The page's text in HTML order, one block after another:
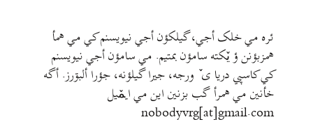
ئره مي خلک أجي، گيلکؤن أجي نيويسنم کي مي همأ
همزبؤنن ؤ يٚکته سامؤن بمتيم. مي سامؤن أجي نيويسنم
کي کاسپي دريا ی ٚ ورجه، جيرا گيلؤنه، جؤرا ألبۊرز. أگه
خأنين مي همرأ گب بزنين اين مي ايمٚیل‌ ‌
nobodyvrg[at]gmail.com